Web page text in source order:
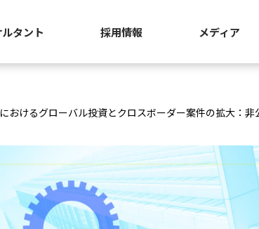
タント 採用情報 メディア
おけるグローバル投資とクロスボーダー案件の拡大：